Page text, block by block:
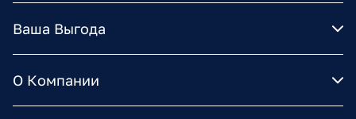
Ваша Выгода
О Компании